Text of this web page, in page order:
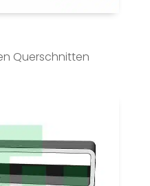
Querschnitten